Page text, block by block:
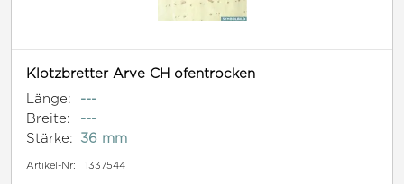
Klotzbretter Arve CH ofentrocken
Länge:
---
Breite:
---
Stärke:
36 mm
Artikel-Nr: 1337544